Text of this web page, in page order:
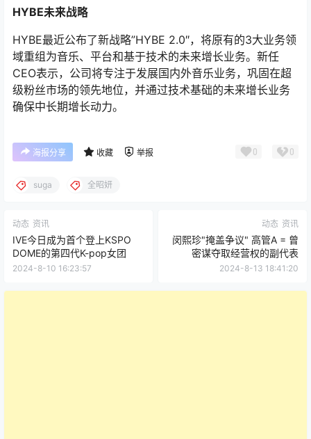
HYBE未来战略
HYBE最近公布了新战略”HYBE 2.0″，将原有的3大业务领
域重组为音乐、平台和基于技术的未来增长业务。新任
CEO表示，公司将专注于发展国内外音乐业务，巩固在超
级粉丝市场的领先地位，并通过技术基础的未来增长业务
确保中长期增长动力。
海报分享 收藏 举报 0 0
suga 全昭妍
动态 资讯
IVE今日成为首个登上KSPO
DOME的第四代K-pop女团
2024-8-10 16:23:57
动态 资讯
闵熙珍"掩盖争议" 高管A = 曾
密谋夺取经营权的副代表
2024-8-13 18:41:20